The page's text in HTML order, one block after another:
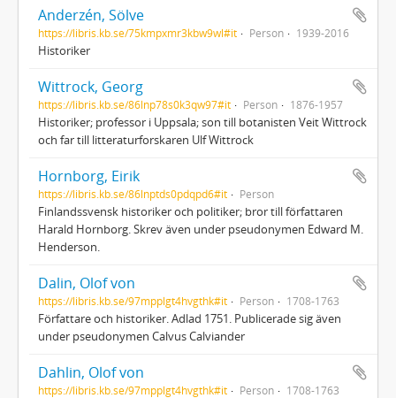
Anderzén, Sölve
https://libris.kb.se/75kmpxmr3kbw9wl#it Person 1939-2016
Historiker
Wittrock, Georg
https://libris.kb.se/86lnp78s0k3qw97#it Person 1876-1957
Historiker; professor i Uppsala; son till botanisten Veit Wittrock
och far till litteraturforskaren Ulf Wittrock
Hornborg, Eirik
https://libris.kb.se/86lnptds0pdqpd6#it Person
Finlandssvensk historiker och politiker; bror till författaren
Harald Hornborg. Skrev även under pseudonymen Edward M.
Henderson.
Dalin, Olof von
https://libris.kb.se/97mpplgt4hvgthk#it Person 1708-1763
Författare och historiker. Adlad 1751. Publicerade sig även
under pseudonymen Calvus Calviander
Dahlin, Olof von
https://libris.kb.se/97mpplgt4hvgthk#it Person 1708-1763